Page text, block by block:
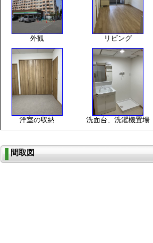
外観 リビング
洋室の収納 洗面台、洗濯機置場
間取図